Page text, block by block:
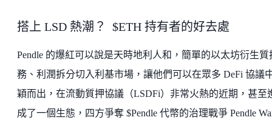
搭上 LSD 熱潮？ $ETH 持有者的好去處
Pendle 的爆紅可以說是天時地利人和，簡單的以太坊衍生質
務、利潤拆分切入利基市場，讓他們可以在眾多 DeFi 協議
穎而出，在流動質押協議（LSDFi）非常火熱的近期，甚至
成了一個生態，四方爭奪 $Pendle 代幣的治理戰爭 Pendle